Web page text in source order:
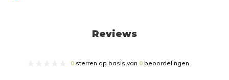
Reviews
0 sterren op basis van 0 beoordelingen